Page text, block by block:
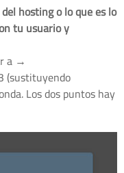
hosting o lo que es lo
tu usuario y
a →
(sustituyendo
Los dos puntos hay